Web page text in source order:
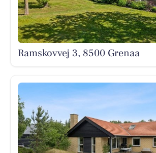
Ramskovvej 3, 8500 Grenaa